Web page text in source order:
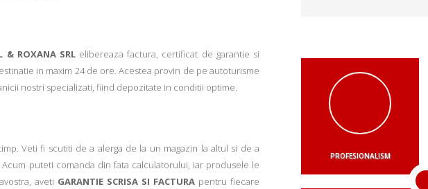
& ROXANA SRLelibereaza factura, certificat de garantie si
in maxim 24 de ore. Acestea provin de pe autoturisme
nostri specializati, fiind depozitate in conditii optime.
Veti fi scutiti de a alerga de la un magazin la altul si de a
puteti comanda din fata calculatorului, iar produsele le
aveti GARANTIE SCRISA SI FACTURA pentru fiecare
PROFESIONALISM